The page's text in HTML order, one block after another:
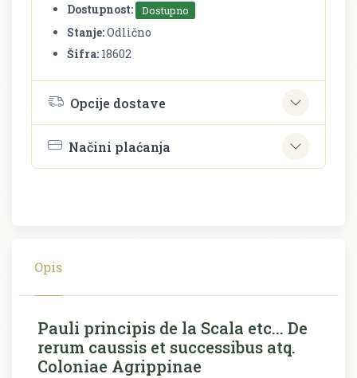
Dostupnost:
Dostupno
Stanje:Odlično
Šifra: 18602
Opcije dostave
Načini plaćanja
Opis
Pauli principis de la Scala etc... De
rerum caussis et successibus atq.
Coloniae Agrippinae